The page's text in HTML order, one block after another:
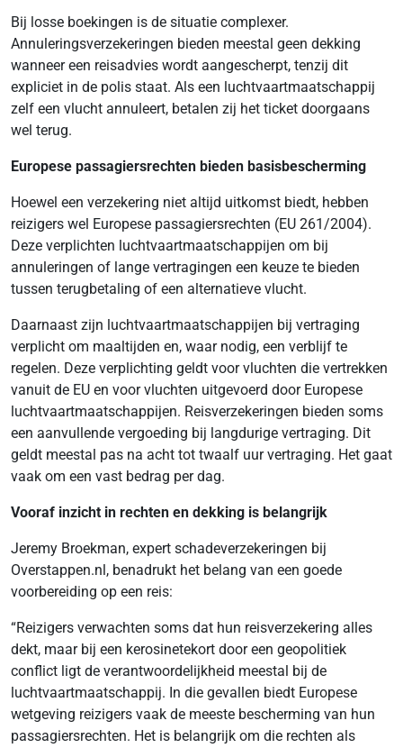
Bij losse boekingen is de situatie complexer.
Annuleringsverzekeringen bieden meestal geen dekking
wanneer een reisadvies wordt aangescherpt, tenzij dit
expliciet in de polis staat. Als een luchtvaartmaatschappij
zelf een vlucht annuleert, betalen zij het ticket doorgaans
wel terug.
Europese passagiersrechten bieden basisbescherming
Hoewel een verzekering niet altijd uitkomst biedt, hebben
reizigers wel Europese passagiersrechten (EU 261/2004).
Deze verplichten luchtvaartmaatschappijen om bij
annuleringen of lange vertragingen een keuze te bieden
tussen terugbetaling of een alternatieve vlucht.
Daarnaast zijn luchtvaartmaatschappijen bij vertraging
verplicht om maaltijden en, waar nodig, een verblijf te
regelen. Deze verplichting geldt voor vluchten die vertrekken
vanuit de EU en voor vluchten uitgevoerd door Europese
luchtvaartmaatschappijen. Reisverzekeringen bieden soms
een aanvullende vergoeding bij langdurige vertraging. Dit
geldt meestal pas na acht tot twaalf uur vertraging. Het gaat
vaak om een vast bedrag per dag.
Vooraf inzicht in rechten en dekking is belangrijk
Jeremy Broekman, expert schadeverzekeringen bij
Overstappen.nl, benadrukt het belang van een goede
voorbereiding op een reis:
“Reizigers verwachten soms dat hun reisverzekering alles
dekt, maar bij een kerosinetekort door een geopolitiek
conflict ligt de verantwoordelijkheid meestal bij de
luchtvaartmaatschappij. In die gevallen biedt Europese
wetgeving reizigers vaak de meeste bescherming van hun
passagiersrechten. Het is belangrijk om die rechten als